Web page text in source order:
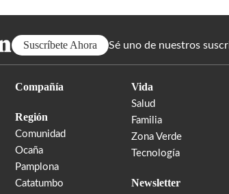
Suscríbete Ahora Sé uno de nuestros
Compañía
Región
Comunidad
Ocaña
Pamplona
Catatumbo
Vida
Salud
Familia
Zona Verde
Tecnología
Newsletter